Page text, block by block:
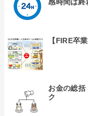
感時間は終
【FIRE卒
お金の総括
ク